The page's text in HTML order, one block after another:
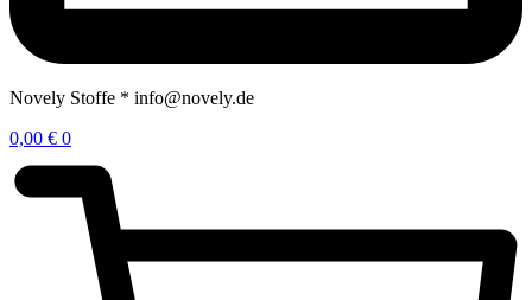
Novely Stoffe * info@novely.de
0,00 € 0